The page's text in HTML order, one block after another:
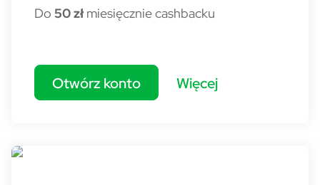
Do 50 zł miesięcznie cashbacku
Otwórz konto Więcej